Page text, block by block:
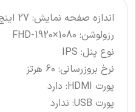
اندازه صفحه نمایش: 27 اینچ
رزولوشن: FHD-1920×1080
نوع پنل: IPS
نرخ بروزرسانی: 60 هرتز
پورت HDMI: دارد
پورت USB: ندارد